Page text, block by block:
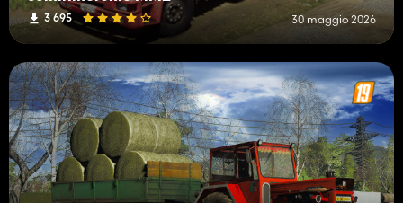
3 695 30 maggio 2026